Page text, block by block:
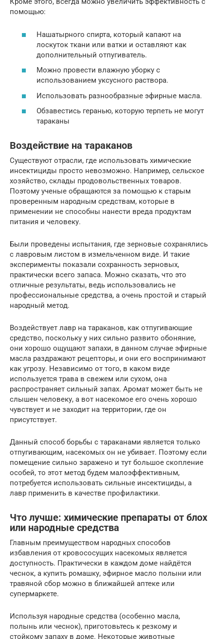
помощью:
Нашатырного спирта, который капают на
лоскуток ткани или ватки и оставляют как
дополнительный отпугиватель.
Можно провести влажную уборку с
использованием уксусного раствора.
Использовать разнообразные эфирные масла.
Обзавестись геранью, которую терпеть не могут
тараканы
Воздействие на тараканов
Существуют отрасли, где использовать химические
инсектициды просто невозможно. Например, сельское
хозяйство, склады продовольственных товаров.
Поэтому ученые обращаются за помощью к старым
проверенным народным средствам, которые в
применении не способны нанести вреда продуктам
питания и человеку.
Были проведены испытания, где зерновые сохранялись
с лавровым листом в измельченном виде. И такие
эксперименты показали сохранность зерновых,
практически всего запаса. Можно сказать, что это
отличные результаты, ведь использовались не
профессиональные средства, а очень простой и старый
народный метод.
Воздействует лавр на тараканов, как отпугивающие
средство, поскольку у них сильно развито обоняние,
они хорошо ощущают запахи, в данном случае эфирные
масла раздражают рецепторы, и они его воспринимают
как угрозу. Независимо от того, в каком виде
используется трава в свежем или сухом, она
распространяет сильный запах. Аромат может быть не
слышен человеку, а вот насекомое его очень хорошо
чувствует и не заходит на территории, где он
присутствует.
Данный способ борьбы с тараканами является только
отпугивающим, насекомых он не убивает. Поэтому если
помещение сильно заражено и тут большое скопление
особей, то этот метод будем малоэффективным,
потребуется использовать сильные инсектициды, а
лавр применить в качестве профилактики.
Что лучше: химические препараты от блох
или народные средства
Главным преимуществом народных способов
избавления от кровососущих насекомых является
доступность. Практически в каждом доме найдётся
чеснок, а купить ромашку, эфирное масло полыни или
травяной сбор можно в ближайшей аптеке или
супермаркете.
Используя народные средства (особенно масла,
полынь или чеснок), приготовьтесь к резкому и
стойкому запаху в доме. Некоторые животные